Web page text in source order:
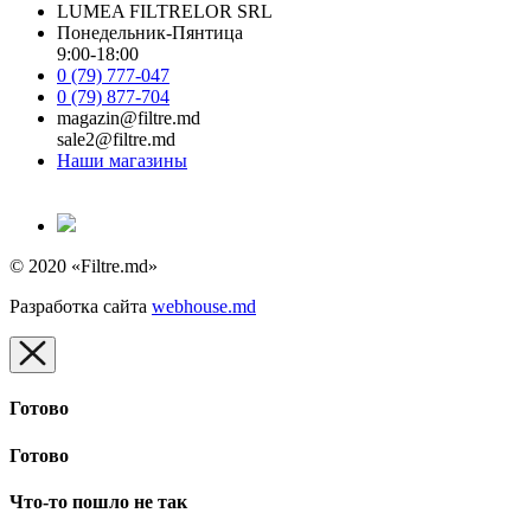
LUMEA FILTRELOR SRL
Понедельник-Пянтица
9:00-18:00
0 (79) 777-047
0 (79) 877-704
magazin@filtre.md
sale2@filtre.md
Наши магазины
© 2020 «Filtre.md»
Разработка сайта webhouse.md
Готово
Готово
Что-то пошло не так